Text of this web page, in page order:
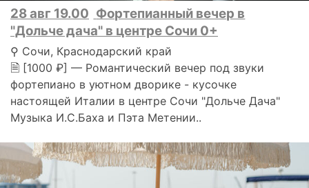
28 авг 19.00 Фортепианный вечер в
"Дольче дача" в центре Сочи 0+
⚲ Сочи, Краснодарский край
🗎 [1000 ₽] — Романтический вечер под звуки
фортепиано в уютном дворике - кусочке
настоящей Италии в центре Сочи "Дольче Дача"
Музыка И.С.Баха и Пэта Метении..